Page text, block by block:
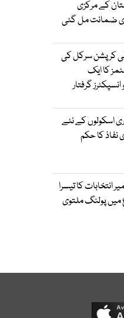
کے مرکزی
ضمانت مل گئی
کرپشن سرکل کی
کا ایک
گرفتار
اسکولوں کے نئے
نفاذ کا حکم
انتخابات کا تیسرا